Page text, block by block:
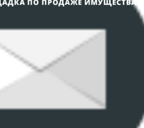
и проведения торгов
обработки персональных
ОБРАБОТКИ COOKIE-
файлов
унитарное предприятие по оказанию
- Все права защищены авторским